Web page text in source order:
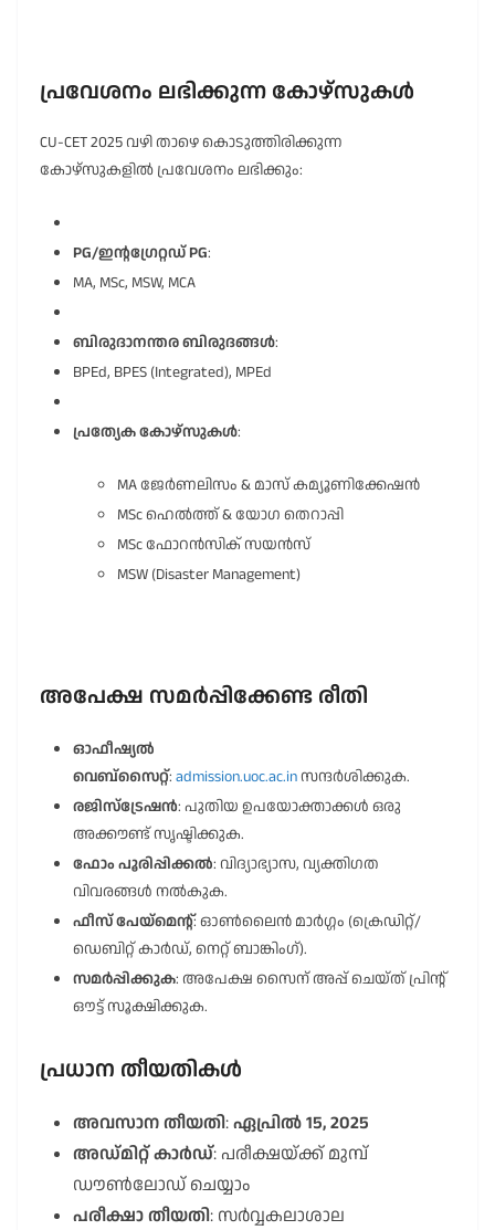
പ്രവേശനം ലഭിക്കുന്ന കോഴ്സുകൾ
CU-CET 2025 വഴി താഴെ കൊടുത്തിരിക്കുന്ന
കോഴ്സുകളിൽ പ്രവേശനം ലഭിക്കും:
PG/ഇന്റഗ്രേറ്റഡ് PG:
MA, MSc, MSW, MCA
ബിരുദാനന്തര ബിരുദങ്ങൾ:
BPEd, BPES (Integrated), MPEd
പ്രത്യേക കോഴ്സുകൾ:
MA ജേർണലിസം & മാസ് കമ്യൂണിക്കേഷൻ
MSc ഹെൽത്ത് & യോഗ തെറാപ്പി
MSc ഫോറൻസിക് സയൻസ്
MSW (Disaster Management)
അപേക്ഷ സമർപ്പിക്കേണ്ട രീതി
ഓഫീഷ്യൽ
വെബ്സൈറ്റ്: admission.uoc.ac.inസന്ദർശിക്കുക.
രജിസ്ട്രേഷൻ: പുതിയ ഉപയോക്താക്കൾ ഒരു
അക്കൗണ്ട് സൃഷ്ടിക്കുക.
ഫോം പൂരിപ്പിക്കൽ: വിദ്യാഭ്യാസ, വ്യക്തിഗത
വിവരങ്ങൾ നൽകുക.
ഫീസ് പേയ്മെന്റ്: ഓൺലൈൻ മാർഗ്ഗം (ക്രെഡിറ്റ്/
ഡെബിറ്റ് കാർഡ്, നെറ്റ് ബാങ്കിംഗ്).
സമർപ്പിക്കുക: അപേക്ഷ സൈന് അപ്പ് ചെയ്ത് പ്രിന്റ്
ഔട്ട് സൂക്ഷിക്കുക.
പ്രധാന തീയതികൾ
അവസാന തീയതി:ഏപ്രിൽ 15, 2025
അഡ്മിറ്റ് കാർഡ്: പരീക്ഷയ്ക്ക് മുമ്പ്
ഡൗൺലോഡ് ചെയ്യാം
പരീക്ഷാ തീയതി: സർവ്വകലാശാല